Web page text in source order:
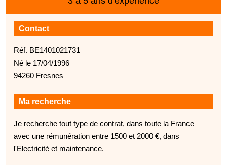
Contact
Réf. BE1401021731
Né le 17/04/1996
94260 Fresnes
Ma recherche
Je recherche tout type de contrat, dans toute la France
avec une rémunération entre 1500 et 2000 €, dans
l'Electricité et maintenance.